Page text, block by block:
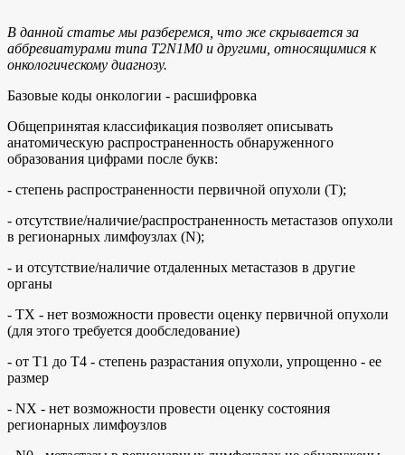
В данной статье мы разберемся, что же скрывается за
аббревиатурами типа T2N1M0 и другими, относящимися к
онкологическому диагнозу.
Базовые коды онкологии - расшифровка
Общепринятая классификация позволяет описывать
анатомическую распространенность обнаруженного
образования цифрами после букв:
- степень распространенности первичной опухоли (Т);
- отсутствие/наличие/распространенность метастазов опухоли
в регионарных лимфоузлах (N);
- и отсутствие/наличие отдаленных метастазов в другие
органы
- ТХ - нет возможности провести оценку первичной опухоли
(для этого требуется дообследование)
- от Т1 до Т4 - степень разрастания опухоли, упрощенно - ее
размер
- NX - нет возможности провести оценку состояния
регионарных лимфоузлов